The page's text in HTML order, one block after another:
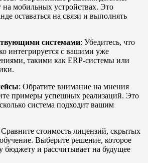
на мобильных устройствах. Это
оставаться на связи и выполнять
системами: Убедитесь, что
интегрируется с вашими уже
такими как ERP-системы или
: Обратите внимание на мнения
примеры успешных реализаций. Это
система подходит вашим
Сравните стоимость лицензий, скрытых
Выберите решение, которое
бюджету и рассчитывает на будущее